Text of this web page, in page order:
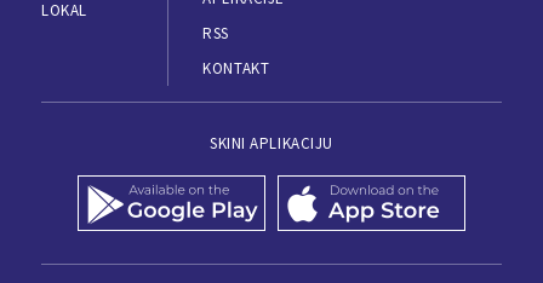
LOKAL
RSS
KONTAKT
SKINI APLIKACIJU